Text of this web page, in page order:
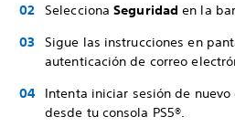
SeleccionaSeguridad en la
Sigue las instrucciones en
autenticación de correo
Intenta iniciar sesión de nuevo
desde tu consola PS5®.